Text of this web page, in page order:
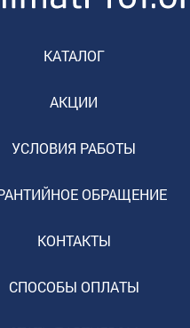
КАТАЛОГ
АКЦИИ
УСЛОВИЯ РАБОТЫ
ОБРАЩЕНИЕ
КОНТАКТЫ
СПОСОБЫ ОПЛАТЫ